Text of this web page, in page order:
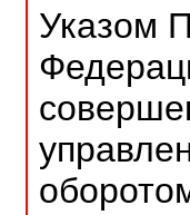
Указом